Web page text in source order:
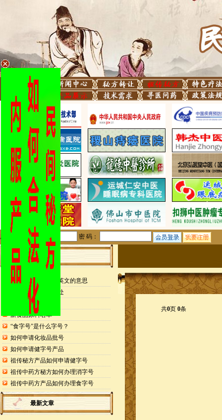
用户名： 密 码：
站内公告
检测报告封面缩写英文的意思
申请专利的25个好处
药食同源目录
新食品原料名单
“食字号”是什么字号？
如何申请化妆品批号
如何申请健字号产品
祖传秘方产品如何申请健字号
祖传中药方秘方如何办理消字号
祖传中药方产品如何办理食字号
最新文章
共0页 0条